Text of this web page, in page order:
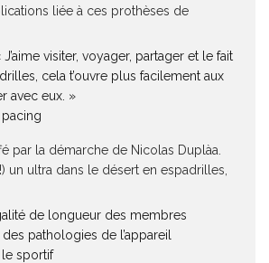
liée à ces prothèses de
visiter, voyager, partager et le fait
cela t’ouvre plus facilement aux
avec eux. »
par la démarche de Nicolas Duplàa.
un ultra dans le désert en espadrilles,
de longueur des membres
pathologies de l’appareil
sportif